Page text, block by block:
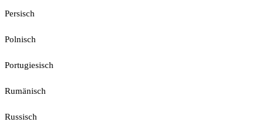
Persisch
Polnisch
Portugiesisch
Rumänisch
Russisch